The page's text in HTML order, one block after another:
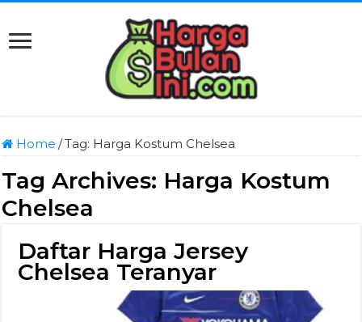
Home /Tag: Harga Kostum Chelsea
Tag Archives: Harga Kostum
Chelsea
Daftar Harga Jersey
Chelsea Teranyar